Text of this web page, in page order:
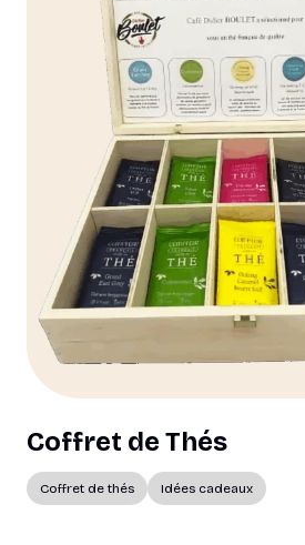
Coffret de Thés
Coffret de thés Idées cadeaux